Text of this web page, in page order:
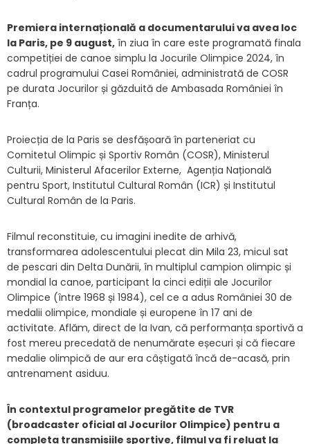
Premiera internațională a documentarului va avea loc
la Paris, pe 9 august, în ziua în care este programată finala
competiției de canoe simplu la Jocurile Olimpice 2024, în
cadrul programului Casei României, administrată de COSR
pe durata Jocurilor și găzduită de Ambasada României în
Franța.
Proiecția de la Paris se desfășoară în parteneriat cu
Comitetul Olimpic și Sportiv Român (COSR), Ministerul
Culturii, Ministerul Afacerilor Externe, Agenția Națională
pentru Sport, Institutul Cultural Român (ICR) și Institutul
Cultural Român de la Paris.
Filmul reconstituie, cu imagini inedite de arhivă,
transformarea adolescentului plecat din Mila 23, micul sat
de pescari din Delta Dunării, în multiplul campion olimpic și
mondial la canoe, participant la cinci ediții ale Jocurilor
Olimpice (între 1968 și 1984), cel ce a adus României 30 de
medalii olimpice, mondiale și europene în 17 ani de
activitate. Aflăm, direct de la Ivan, că performanța sportivă a
fost mereu precedată de nenumărate eșecuri și că fiecare
medalie olimpică de aur era câștigată încă de-acasă, prin
antrenament asiduu.
În contextul programelor pregătite de TVR
(broadcaster oficial al Jocurilor Olimpice) pentru a
completa transmisiile sportive, filmul va fi reluat la